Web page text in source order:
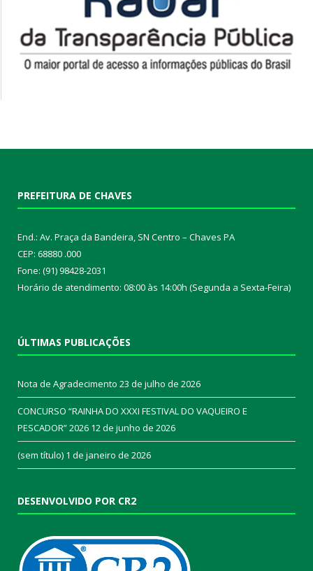
PREFEITURA DE CHAVES
End.: Av. Praça da Bandeira, SN Centro – Chaves PA
CEP: 68880 .000
Fone: (91) 98428-2031
Horário de atendimento: 08:00 às 14:00h (Segunda a Sexta-Feira)
ÚLTIMAS PUBLICAÇÕES
Nota de Agradecimento 23 de julho de 2026
CONCURSO “RAINHA DO XXXI FESTIVAL DO VAQUEIRO E
PESCADOR” 2026 12 de junho de 2026
(sem título) 1 de janeiro de 2026
DESENVOLVIDO POR CR2